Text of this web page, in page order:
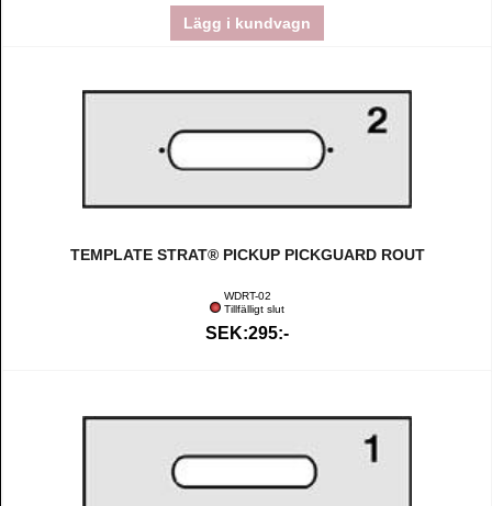
Lägg i kundvagn
TEMPLATE STRAT® PICKUP PICKGUARD ROUT
WDRT-02
Tillfälligt slut
SEK:295:-